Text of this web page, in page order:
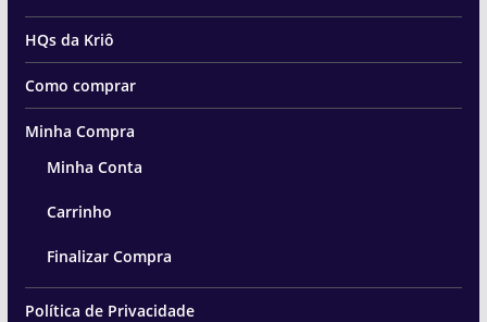
HQs da Kriô
Como comprar
Minha Compra
Minha Conta
Carrinho
Finalizar Compra
Política de Privacidade